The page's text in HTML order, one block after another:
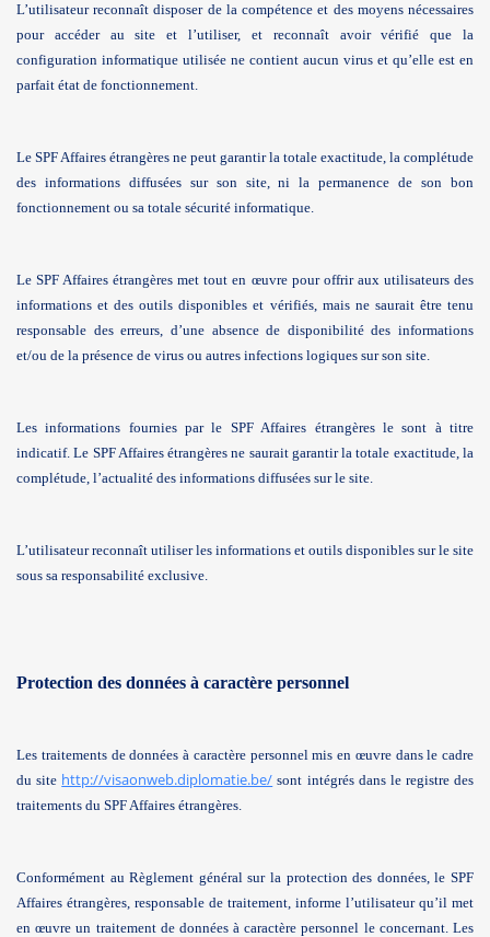
L’utilisateur reconnaît disposer de la compétence et des moyens nécessaires
pour accéder au site et l’utiliser, et reconnaît avoir vérifié que la
configuration informatique utilisée ne contient aucun virus et qu’elle est en
parfait état de fonctionnement.
Le SPF Affaires étrangères ne peut garantir la totale exactitude, la complétude
des informations diffusées sur son site, ni la permanence de son bon
fonctionnement ou sa totale sécurité informatique.
Le SPF Affaires étrangères met tout en œuvre pour offrir aux utilisateurs des
informations et des outils disponibles et vérifiés, mais ne saurait être tenu
responsable des erreurs, d’une absence de disponibilité des informations
et/ou de la présence de virus ou autres infections logiques sur son site.
Les informations fournies par le SPF Affaires étrangères le sont à titre
indicatif. Le SPF Affaires étrangères ne saurait garantir la totale exactitude, la
complétude, l’actualité des informations diffusées sur le site.
L’utilisateur reconnaît utiliser les informations et outils disponibles sur le site
sous sa responsabilité exclusive.
Protection des données à caractère personnel
Les traitements de données à caractère personnel mis en œuvre dans le cadre
du site http://visaonweb.diplomatie.be/ sont intégrés dans le registre des
traitements du SPF Affaires étrangères.
Conformément au Règlement général sur la protection des données, le SPF
Affaires étrangères, responsable de traitement, informe l’utilisateur qu’il met
en œuvre un traitement de données à caractère personnel le concernant. Les